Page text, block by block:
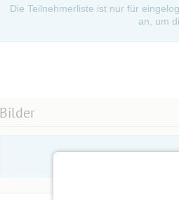
Die Teilnehmerliste ist nur für
an, um
Bilder